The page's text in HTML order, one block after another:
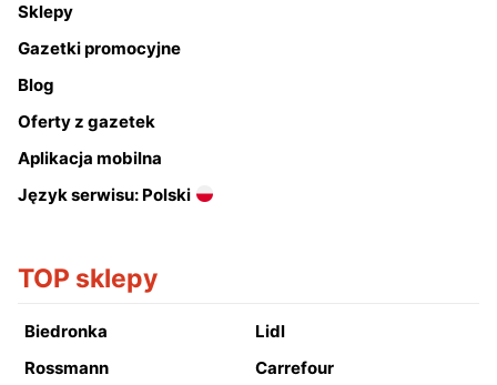
Sklepy
Gazetki promocyjne
Blog
Oferty z gazetek
Aplikacja mobilna
Język serwisu: Polski
TOP sklepy
Biedronka
Lidl
Rossmann
Carrefour